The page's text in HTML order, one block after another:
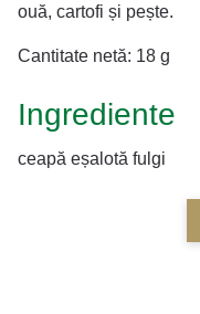
ouă, cartofi și pește.
Cantitate netă: 18 g
Ingrediente
ceapă eșalotă fulgi